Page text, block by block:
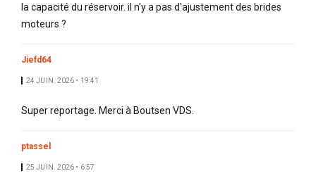
la capacité du réservoir. il n'y a pas d'ajustement des brides
moteurs ?
Jiefd64
24 JUIN. 2026 • 19:41
Super reportage. Merci à Boutsen VDS.
ptassel
25 JUIN. 2026 • 6:57